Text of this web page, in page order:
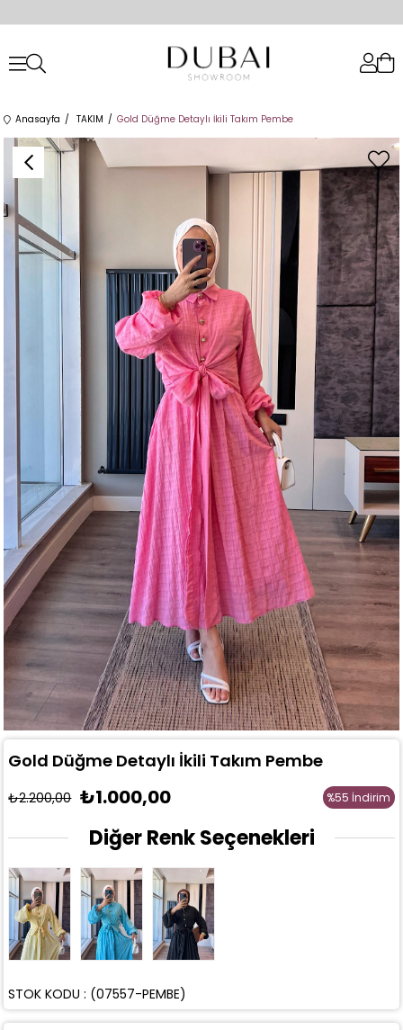
Anasayfa TAKIM Gold Düğme Detaylı İkili Takım Pembe
Gold Düğme Detaylı İkili Takım Pembe
₺2.200,00 ₺1.000,00 %55 İndirim
Diğer Renk Seçenekleri
(07557-PEMBE)
STOK KODU